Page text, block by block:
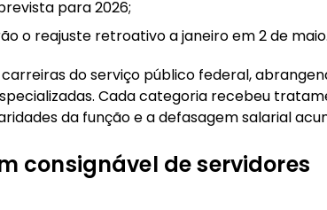
o reajuste 2025
escalonado
e real
para 2026;
o reajuste retroativo a janeiro em 2 de maio.
do serviço público federal,
Cada categoria recebeu
da função e a defasagem salarial
consignável de servidores